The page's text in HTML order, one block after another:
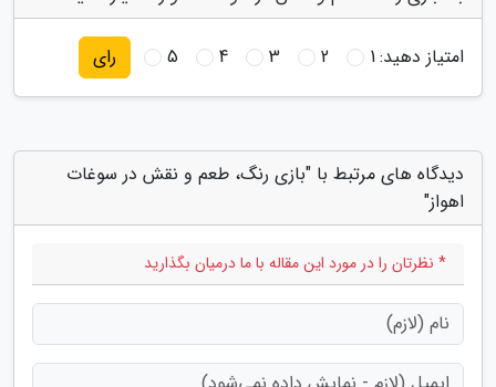
امتیاز دهید:1
2
3
4
5 رای
دیدگاه های مرتبط با "بازی رنگ، طعم و نقش در سوغات
اهواز"
* نظرتان را در مورد این مقاله با ما درمیان بگذارید